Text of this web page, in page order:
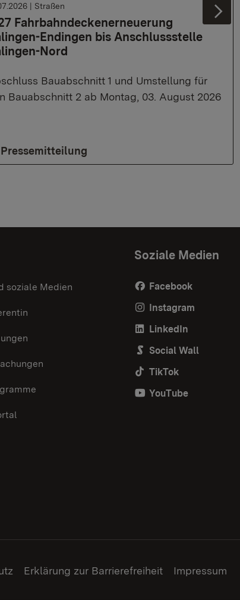
Fahrbahndeckenerneuerung
Endingen bis Anschlussstelle
Nord
| Straßen
Bauabschnitt 1 und Umstellung für
Bauabschnitt 2 ab Montag, 03. August 2026
Pressemitteilung
soziale Medien
Soziale Medien
Facebook
Instagram
LinkedIn
Social Wall
TikTok
YouTube
Erklärung zur Barrierefreiheit Impressum